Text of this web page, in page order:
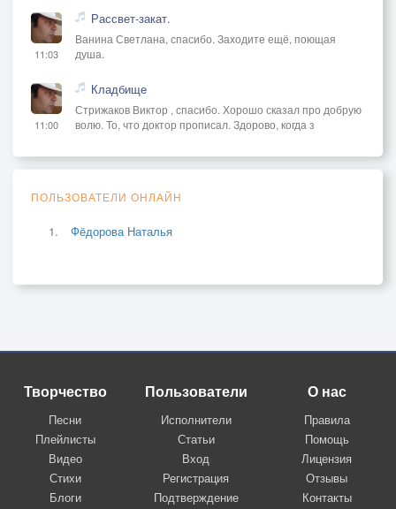
11:03
Рассвет-закат.
Ванина Светлана, спасибо. Заходите ещё, поющая
душа.
11:00
Кладбище
Стрижаков Виктор , спасибо. Хорошо сказал про добрую
волю. То, что доктор прописал. Здорово, когда з
ПОЛЬЗОВАТЕЛИ ОНЛАЙН
Фёдорова Наталья
Творчество
Песни
Плейлисты
Видео
Стихи
Блоги
Пользователи
Исполнители
Статьи
Вход
Регистрация
Подтверждение
О нас
Правила
Помощь
Лицензия
Отзывы
Контакты